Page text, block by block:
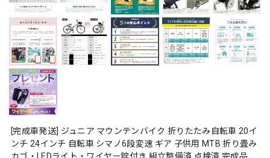
[完成車発送] ジュニア マウンテンバイク 折りたたみ自転車 20イ
ンチ 24インチ 自転車 シマノ6段変速 ギア 子供用 MTB 折り畳み